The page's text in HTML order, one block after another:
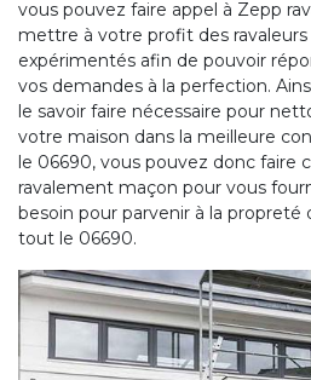
vous pouvez faire appel à Zepp
mettre à votre profit des
expérimentés afin de pouvoir
vos demandes à la perfection.
le savoir faire nécessaire pour
votre maison dans la meilleure
le 06690, vous pouvez donc faire
ravalement maçon pour vous
besoin pour parvenir à la propreté
tout le 06690.